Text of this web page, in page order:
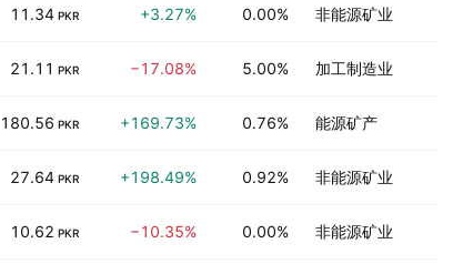
11.34 PKR +3.27% 0.00% 非能源矿业
21.11 PKR −17.08% 5.00% 加工制造业
180.56 PKR +169.73% 0.76% 能源矿产
27.64 PKR +198.49% 0.92% 非能源矿业
10.62 PKR −10.35% 0.00% 非能源矿业